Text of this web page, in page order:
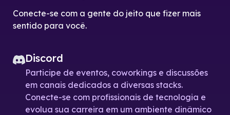
Conecte-se com a gente do jeito que fizer mais
sentido para você.
Discord
Participe de eventos, coworkings e discussões
em canais dedicados a diversas stacks.
Conecte-se com profissionais de tecnologia e
evolua sua carreira em um ambiente dinâmico